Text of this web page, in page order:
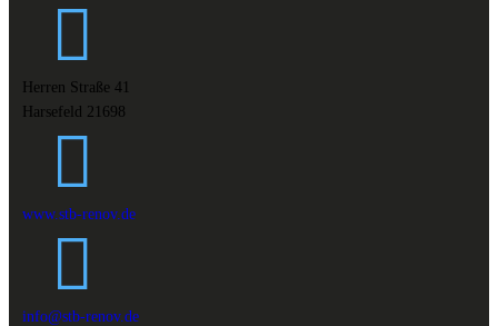
Herren Straße 41
Harsefeld 21698
www.stb-renov.de
info@stb-renov.de